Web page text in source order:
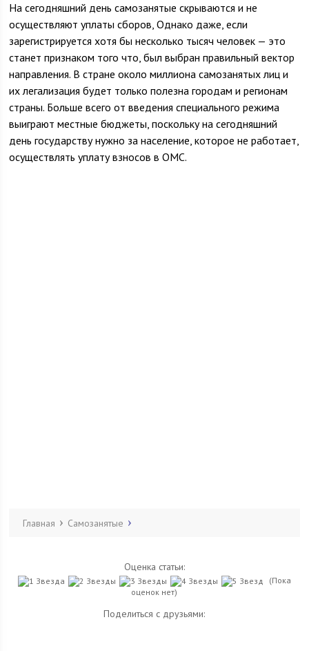
На сегодняшний день самозанятые скрываются и не
осуществляют уплаты сборов, Однако даже, если
зарегистрируется хотя бы несколько тысяч человек — это
станет признаком того что, был выбран правильный вектор
направления. В стране около миллиона самозанятых лиц и
их легализация будет только полезна городам и регионам
страны. Больше всего от введения специального режима
выиграют местные бюджеты, поскольку на сегодняшний
день государству нужно за население, которое не работает,
осуществлять уплату взносов в ОМС.
Главная Самозанятые
Оценка статьи:
(Пока
оценок нет)
Поделиться с друзьями: